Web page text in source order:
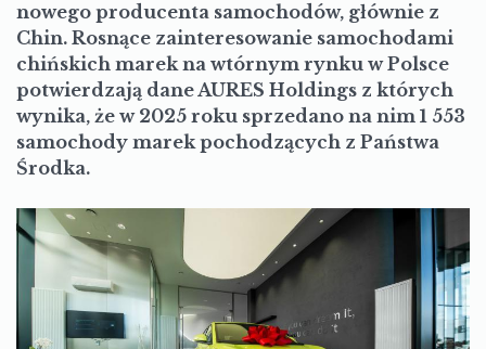
nowego producenta samochodów, głównie z
Chin. Rosnące zainteresowanie samochodami
chińskich marek na wtórnym rynku w Polsce
potwierdzają dane AURES Holdings z których
wynika, że w 2025 roku sprzedano na nim 1 553
samochody marek pochodzących z Państwa
Środka.